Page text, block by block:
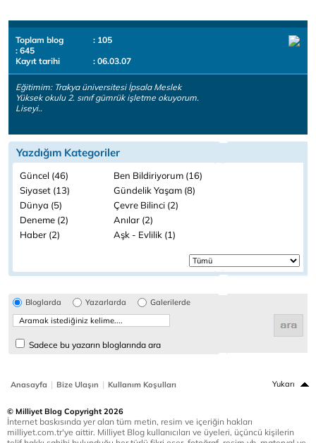
Toplam blog
: 105
: 645
Kayıt tarihi
: 06.03.07
Eğitimim: Trakya üniversitesi İpsala Meslek
Yüksek okulu 2. sınıf gümrük işletme okuyorum.
Liseyi..
Yazdığım Kategoriler
Güncel (46)
Ben Bildiriyorum (16)
Siyaset (13)
Gündelik Yaşam (8)
Dünya (5)
Çevre Bilinci (2)
Deneme (2)
Anılar (2)
Haber (2)
Aşk - Evlilik (1)
Bloglarda Yazarlarda Galerilerde
Sadece bu yazarın bloglarında ara
Anasayfa | Bize Ulaşın | Kullanım Koşulları Yukarı
© Milliyet Blog Copyright 2026
İnternet baskısında yer alan tüm metin, resim ve içeriğin hakları
milliyet.com.tr'ye aittir. Milliyet Blog kullanıcıları ve üyeleri, üçüncü kişilerin